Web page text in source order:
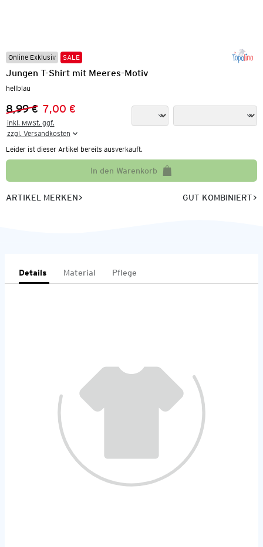
Online Exklusiv SALE
Jungen T-Shirt mit Meeres-Motiv
hellblau
Vorheriger Preis:
8,99 €
Neuer Preis:
7,00 €
inkl. MwSt. ggf.
zzgl. Versandkosten
Leider ist dieser Artikel bereits ausverkauft.
In den Warenkorb
ARTIKEL MERKEN GUT KOMBINIERT
Details Material Pflege